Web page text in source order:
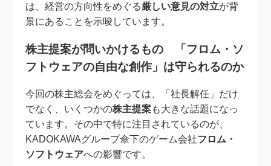
は、経営の方向性をめぐる厳しい意見の対立が背
景にあることを示唆しています。
株主提案が問いかけるもの 「フロム・ソ
フトウェアの自由な創作」は守られるのか
今回の株主総会をめぐっては、「社長解任」だけ
でなく、いくつかの株主提案も大きな話題になっ
ています。その中で特に注目されているのが、
KADOKAWAグループ傘下のゲーム会社フロム・
ソフトウェアへの影響です。